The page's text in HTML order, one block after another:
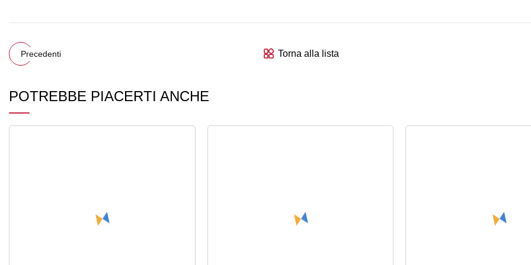
Precedenti Torna alla lista
POTREBBE PIACERTI ANCHE